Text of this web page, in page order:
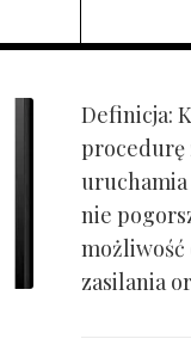
Definicja:
procedurę
uruchamia
nie
możliwość
zasilania